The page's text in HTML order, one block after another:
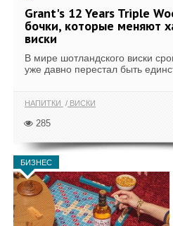
Grant's 12 Years Triple
бочки, которые меняют
виски
В мире шотландского виски
уже давно перестал быть
НАПИТКИ ВИСКИ
285
БИЗНЕС